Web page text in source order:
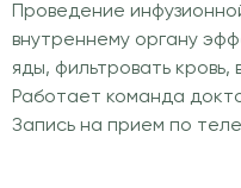
Проведение
внутреннему органу
яды, фильтровать кровь,
Работает команда
Запись на прием по